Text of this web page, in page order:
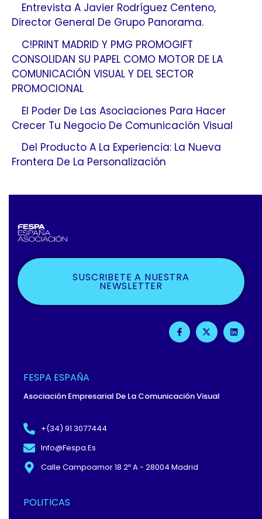
Entrevista A Javier Rodríguez Centeno,
Director General De Grupo Panorama.
C!PRINT MADRID Y PMG PROMOGIFT
CONSOLIDAN SU PAPEL COMO MOTOR DE LA
COMUNICACIÓN VISUAL Y DEL SECTOR
PROMOCIONAL
El Poder De Las Asociaciones Para Hacer
Crecer Tu Negocio De Comunicación Visual
Del Producto A La Experiencia: La Nueva
Frontera De La Personalización
SUSCRIBETE A NUESTRA
NEWSLETTER
F
A
C
F
X
-
T
L
I
N
FESPA ESPAÑA
Asociación Empresarial De La Comunicación Visual
+(34) 91 3077444
Info@fespa.es
Calle Campoamor 18 2º A - 28004 Madrid
POLITICAS